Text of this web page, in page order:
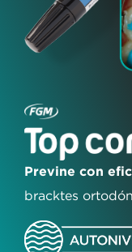
Previne con
bracktes